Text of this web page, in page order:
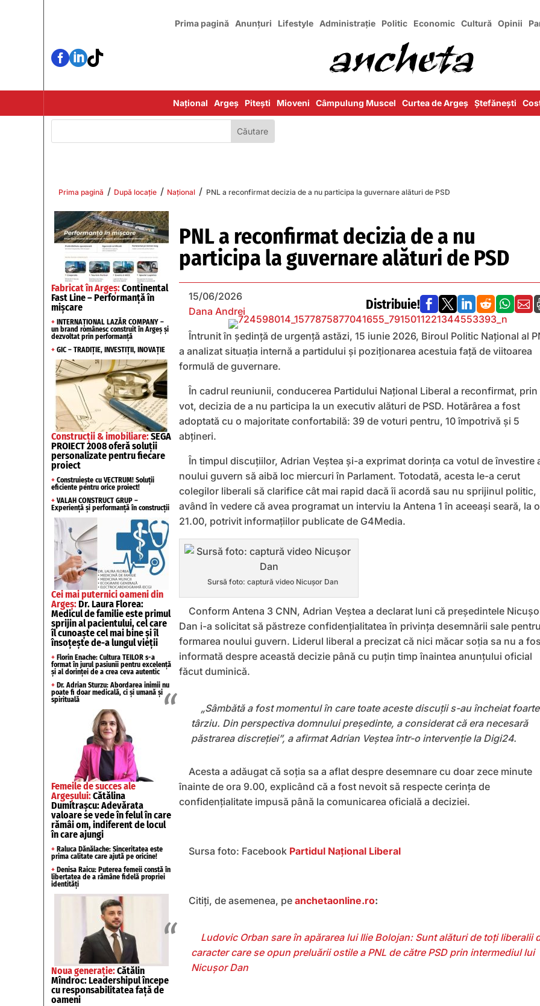
Prima pagină Anunțuri Lifestyle Administrație Politic Economic Cultură Opinii

Național Argeș Pitești Mioveni Câmpulung Muscel Curtea de Argeș Ștefănești
Prima pagină / După locație / Național / PNL a reconfirmat decizia de a nu participa la guvernare alături de PSD
Fabricat în Argeș:Continental
Fast Line – Performanță în
mișcare
+ INTERNAȚIONAL LAZĂR COMPANY –
un brand românesc construit în Argeș și
dezvoltat prin performanță
+ GIC – TRADIȚIE, INVESTIȚII, INOVAȚIE
Construcții & imobiliare:SEGA
PROIECT 2008 oferă soluții
personalizate pentru fiecare
proiect
+ Construiește cu VECTRUM! Soluții
eficiente pentru orice proiect!
+ VALAH CONSTRUCT GRUP –
Experiență și performanță în construcții
Cei mai puternici oameni din
Argeș:Dr. Laura Florea:
Medicul de familie este primul
sprijin al pacientului, cel care
îl cunoaște cel mai bine și îl
însoțește de-a lungul vieții
+ Florin Enache: Cultura TEILOR s-a
format în jurul pasiunii pentru excelență
și al dorinței de a crea ceva autentic
+ Dr. Adrian Sturzu: Abordarea inimii nu
poate fi doar medicală, ci și umană și
spirituală
Femeile de succes ale
Argeșului:Cătălina
Dumitrașcu: Adevărata
valoare se vede în felul în care
rămâi om, indiferent de locul
în care ajungi
+ Raluca Dănălache: Sinceritatea este
prima calitate care ajută pe oricine!
+ Denisa Raicu: Puterea femeii constă în
libertatea de a rămâne fidelă propriei
identități
Noua generație:Cătălin
Mîndroc: Leadershipul începe
cu responsabilitatea față de
oameni
PNL a reconfirmat decizia de a nu
participa la guvernare alături de PSD
15/06/2026
Dana Andrei
Distribuie!      
Întrunit în ședință de urgență astăzi, 15 iunie 2026, Biroul Politic Național al
a analizat situația internă a partidului și poziționarea acestuia față de viitoarea
formulă de guvernare.
În cadrul reuniunii, conducerea Partidului Național Liberal a reconfirmat, prin
vot, decizia de a nu participa la un executiv alături de PSD. Hotărârea a fost
adoptată cu o majoritate confortabilă: 39 de voturi pentru, 10 împotrivă și 5
abțineri.
În timpul discuțiilor, Adrian Veștea și-a exprimat dorința ca votul de învestire
noului guvern să aibă loc miercuri în Parlament. Totodată, acesta le-a cerut
colegilor liberali să clarifice cât mai rapid dacă îi acordă sau nu sprijinul politic,
având în vedere că avea programat un interviu la Antena 1 în aceeași seară, la
21.00, potrivit informațiilor publicate de G4Media.
Sursă foto: captură video Nicușor Dan
Conform Antena 3 CNN, Adrian Veștea a declarat luni că președintele
Dan i-a solicitat să păstreze confidențialitatea în privința desemnării sale pentru
formarea noului guvern. Liderul liberal a precizat că nici măcar soția sa nu a
informată despre această decizie până cu puțin timp înaintea anunțului oficial
făcut duminică.
„Sâmbătă a fost momentul în care toate aceste discuții s-au încheiat foarte
târziu. Din perspectiva domnului președinte, a considerat că era necesară
păstrarea discreției”, a afirmat Adrian Veștea într-o intervenție la Digi24.
Acesta a adăugat că soția sa a aflat despre desemnare cu doar zece minute
înainte de ora 9.00, explicând că a fost nevoit să respecte cerința de
confidențialitate impusă până la comunicarea oficială a deciziei.
Sursa foto: Facebook Partidul Naţional Liberal
Citiți, de asemenea, pe anchetaonline.ro:
Ludovic Orban sare în apărarea lui Ilie Bolojan: Sunt alături de toți liberalii
caracter care se opun preluării ostile a PNL de către PSD prin intermediul lui
Nicușor Dan